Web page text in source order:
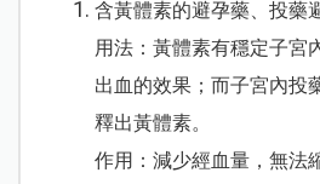
含黃體素的避孕藥、投藥
用法：黃體素有穩定子宮
出血的效果；而子宮內投
釋出黃體素。
作用：減少經血量，無法